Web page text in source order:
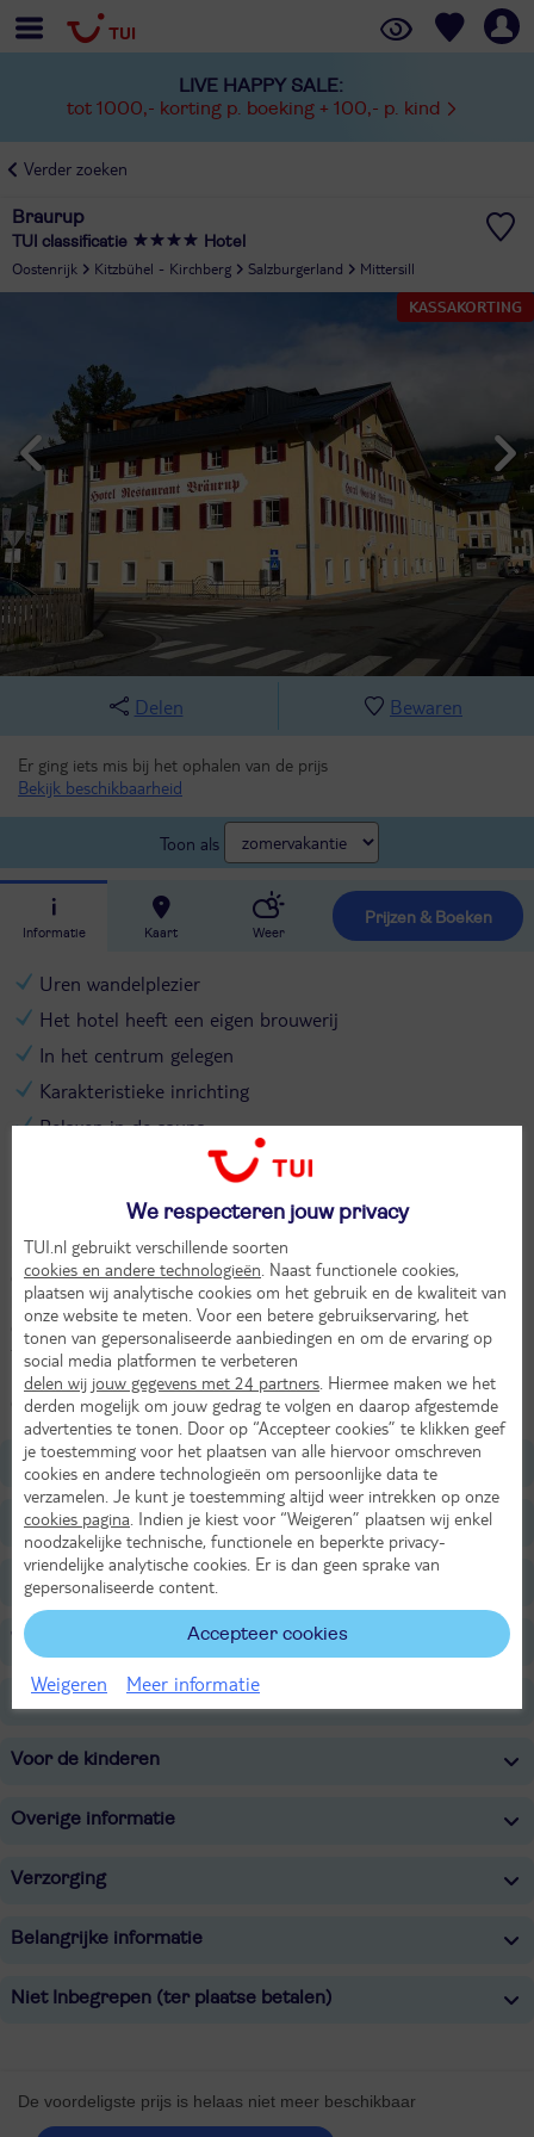
LIVE HAPPY SALE:
tot 1000,- korting p. boeking + 100,- p. kind
Verder zoeken
Braurup
TUI classificatie Hotel
Oostenrijk Kitzbühel - Kirchberg Salzburgerland
Mittersill
KASSAKORTING
Delen Bewaren
Er ging iets mis bij het ophalen van de prijs
Bekijk beschikbaarheid
Toon als
Informatie Kaart Weer
Prijzen & Boeken
Uren wandelplezier
Het hotel heeft een eigen brouwerij
In het centrum gelegen
Karakteristieke inrichting
Relaxen in de sauna
De kok beheerst zijn vak
In het centrum van het Oostenrijkse Mittersil vind je hotel Braurup.
Dit hotel staat bekend om de persoonlijke ambiance en goede
keuken. Het hotel is een voormalige brouwerij met veel authentieke
details, en brouwen doen ze nog steeds. Een biertje op het terras is
bij dit hotel zeker geen verkeerd idee. De omgeving van Mittersil is
goed voor uren wandelplezier. Ontdek de prachtige bergen en de
fantastische uitzichten over Oostenrijk te voet, of met de fiets.
Bijkomen of gewoon lekker relaxen kan altijd in de Sauna, waar je
gratis gebruik van maakt.
Ligging
Faciliteiten
Restaurants/Bars
Wellness
Sport & Activiteiten
Voor de kinderen
Overige informatie
Verzorging
Belangrijke informatie
Niet Inbegrepen (ter plaatse betalen)
De voordeligste prijs is helaas niet meer beschikbaar
We respecteren jouw privacy
TUI.nl gebruikt verschillende soorten
cookies en andere technologieën . Naast functionele cookies,
plaatsen wij analytische cookies om het gebruik en de kwaliteit van
onze website te meten. Voor een betere gebruikservaring, het
tonen van gepersonaliseerde aanbiedingen en om de ervaring op
social media platformen te verbeteren
delen wij jouw gegevens met 24 partners . Hiermee maken we het
derden mogelijk om jouw gedrag te volgen en daarop afgestemde
advertenties te tonen. Door op “Accepteer cookies” te klikken geef
je toestemming voor het plaatsen van alle hiervoor omschreven
cookies en andere technologieën om persoonlijke data te
verzamelen. Je kunt je toestemming altijd weer intrekken op onze
cookies pagina . Indien je kiest voor “Weigeren” plaatsen wij enkel
noodzakelijke technische, functionele en beperkte privacy-
vriendelijke analytische cookies. Er is dan geen sprake van
gepersonaliseerde content.
Accepteer cookies
Weigeren Meer informatie